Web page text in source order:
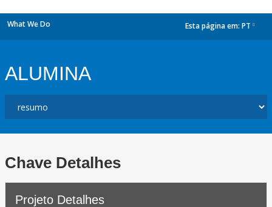
What We Do Esta página em: PT
ALUMINA
Chave Detalhes
Projeto Detalhes